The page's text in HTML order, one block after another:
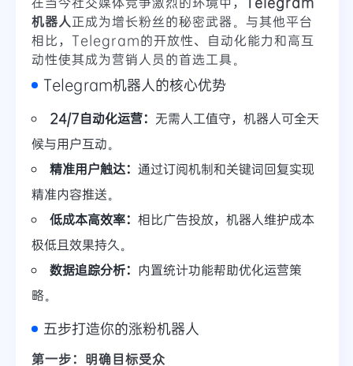
机器人正成为增长粉丝的秘密武器。与其他平台
相比，Telegram的开放性、自动化能力和高互
动性使其成为营销人员的首选工具。
Telegram机器人的核心优势
24/7自动化运营： 无需人工值守，机器人可全天
候与用户互动。
精准用户触达： 通过订阅机制和关键词回复实现
精准内容推送。
低成本高效率： 相比广告投放，机器人维护成本
极低且效果持久。
数据追踪分析： 内置统计功能帮助优化运营策
略。
五步打造你的涨粉机器人
第一步：明确目标受众